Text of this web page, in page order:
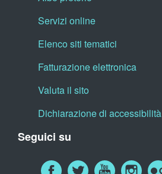
Servizi online
Elenco siti tematici
Fatturazione elettronica
Valuta il sito
Dichiarazione di accessibilità
Seguici su